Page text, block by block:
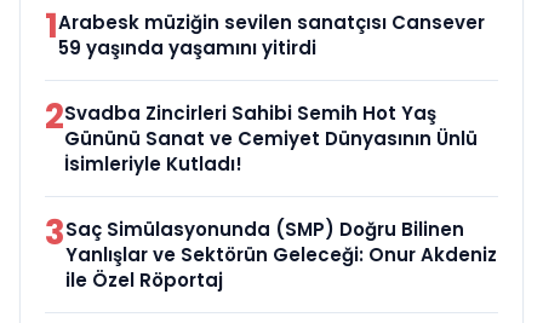
1Arabesk müziğin sevilen sanatçısı Cansever
59 yaşında yaşamını yitirdi
2Svadba Zincirleri Sahibi Semih Hot Yaş
Gününü Sanat ve Cemiyet Dünyasının Ünlü
İsimleriyle Kutladı!
3Saç Simülasyonunda (SMP) Doğru Bilinen
Yanlışlar ve Sektörün Geleceği: Onur Akdeniz
ile Özel Röportaj